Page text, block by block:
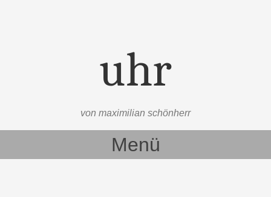
uhr
von maximilian schönherr
Menü